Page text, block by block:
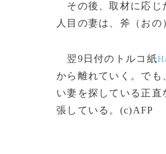
その後、取材に応じ
人目の妻は、斧（お
翌9日付のトルコ紙
から離れていく。でも
い妻を探している正
張している。(c)AFP